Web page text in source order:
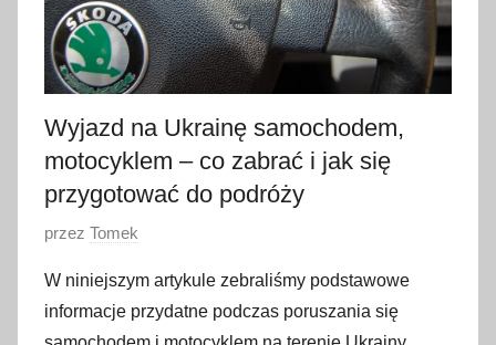
a
2
0
Wyjazd na Ukrainę samochodem,
motocyklem – co zabrać i jak się
przygotować do podróży
O
u
b
przez Tomek
W niniejszym artykule zebraliśmy podstawowe
informacje przydatne podczas poruszania się